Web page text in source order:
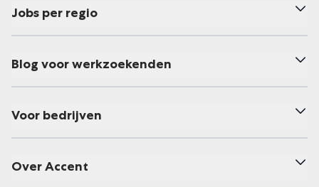
Jobs per regio
Blog voor werkzoekenden
Voor bedrijven
Over Accent